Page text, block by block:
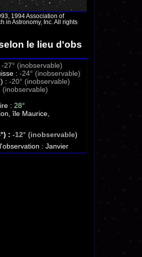
1994 Association of
in Astronomy, Inc. All rights
le lieu d'obs
-27° (inobservable)
: -24° (inobservable)
: -20° (inobservable)
(inobservable)
: 28°
île Maurice,
: -12° (inobservable)
: Janvier